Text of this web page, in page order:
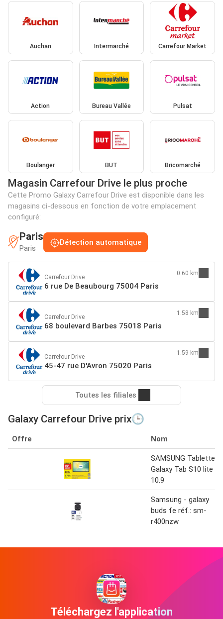
Auchan Intermarché Carrefour Market
Action Bureau Vallée Pulsat
Boulanger BUT Bricomarché
Magasin Carrefour Drive le plus proche
Cette Promo Galaxy Carrefour Drive est disponible dans les
magasins ci-dessous en fonction de votre emplacement
configuré:
Paris
Paris
Détection automatique
Carrefour Drive
6 rue De Beaubourg 75004 Paris
0.60 km
Carrefour Drive
68 boulevard Barbes 75018 Paris
1.58 km
Carrefour Drive
45-47 rue D'Avron 75020 Paris
1.59 km
Toutes les filiales
Galaxy Carrefour Drive prix🕒
Offre Nom
SAMSUNG Tablette
Galaxy Tab S10 lite
10.9
Samsung - galaxy
buds fe réf.: sm-
r400nzw
Téléchargez l'application